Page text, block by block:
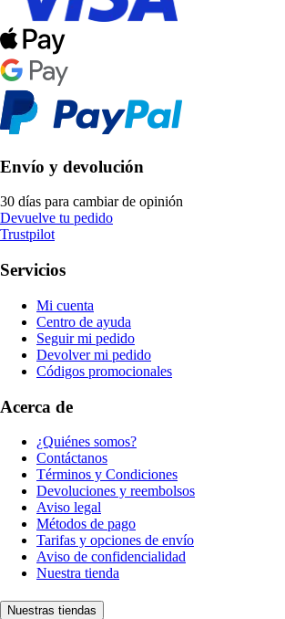
Envío y devolución
30 días para cambiar de opinión
Devuelve tu pedido
Trustpilot
Servicios
Mi cuenta
Centro de ayuda
Seguir mi pedido
Devolver mi pedido
Códigos promocionales
Acerca de
¿Quiénes somos?
Contáctanos
Términos y Condiciones
Devoluciones y reembolsos
Aviso legal
Métodos de pago
Tarifas y opciones de envío
Aviso de confidencialidad
Nuestra tienda
Nuestras tiendas